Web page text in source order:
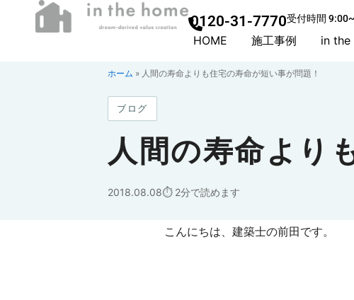
0120-31-7770受付時間
HOME 施工事例 in the
ホーム » 人間の寿命よりも住宅の寿命が短い事が問題！
ブログ
人間の寿命より
2018.08.08 2分で読めます
こんにちは、建築士の前田です。